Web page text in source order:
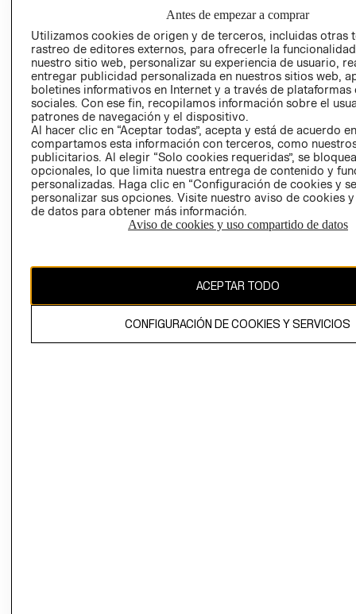
POLÍTICA
EMPRESARIAL
CONDICIONES
AVISO DE
PRIVACIDAD
GIFT CARD
AVISO DE
El contenido de esta página web está protegido por copyright y es
propiedad de H&M Hennes & Mauritz AB.
Antes de empezar a comprar
Utilizamos cookies de origen y de terceros, incluidas otras
rastreo de editores externos, para ofrecerle la
nuestro sitio web, personalizar su experiencia de usuario,
entregar publicidad personalizada en nuestros sitios web,
boletines informativos en Internet y a través de plataformas
sociales. Con ese fin, recopilamos información sobre el
patrones de navegación y el dispositivo.
Al hacer clic en “Aceptar todas”, acepta y está de acuerdo
compartamos esta información con terceros, como
publicitarios. Al elegir “Solo cookies requeridas”, se
opcionales, lo que limita nuestra entrega de contenido y
personalizadas. Haga clic en “Configuración de cookies y
personalizar sus opciones. Visite nuestro aviso de cookies
de datos para obtener más información.
Aviso de cookies y uso compartido de datos
ACEPTAR TODO
CONFIGURACIÓN DE COOKIES Y SERVICIOS